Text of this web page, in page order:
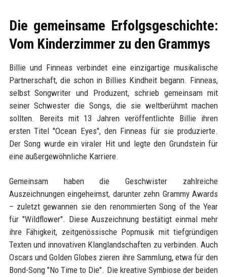
Die gemeinsame Erfolgsgeschichte:
Vom Kinderzimmer zu den Grammys
Billie und Finneas verbindet eine einzigartige musikalische
Partnerschaft, die schon in Billies Kindheit begann. Finneas,
selbst Songwriter und Produzent, schrieb gemeinsam mit
seiner Schwester die Songs, die sie weltberühmt machen
sollten. Bereits mit 13 Jahren veröffentlichte Billie ihren
ersten Titel "Ocean Eyes", den Finneas für sie produzierte.
Der Song wurde ein viraler Hit und legte den Grundstein für
eine außergewöhnliche Karriere.
Gemeinsam haben die Geschwister zahlreiche
Auszeichnungen eingeheimst, darunter zehn Grammy Awards
– zuletzt gewannen sie den renommierten Song of the Year
für "Wildflower". Diese Auszeichnung bestätigt einmal mehr
ihre Fähigkeit, zeitgenössische Popmusik mit tiefgründigen
Texten und innovativen Klanglandschaften zu verbinden. Auch
Oscars und Golden Globes zieren ihre Sammlung, etwa für den
Bond-Song "No Time to Die". Die kreative Symbiose der beiden